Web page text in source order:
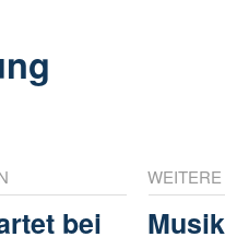
bei